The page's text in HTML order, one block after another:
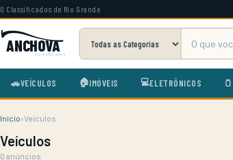
O Classificados de Rio Grande
ANCHOVA
classificados
🚗VEÍCULOS 🏠IMÓVEIS 💻ELETRÔNICOS 🫙
Início›Veículos
Veículos
0 anúncios